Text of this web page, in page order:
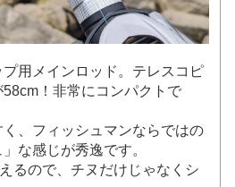
用メインロッド。テレスコピ
！非常にコンパクトで
、フィッシュマンならではの
な感じが秀逸です。
るので、チヌだけじゃなくシ